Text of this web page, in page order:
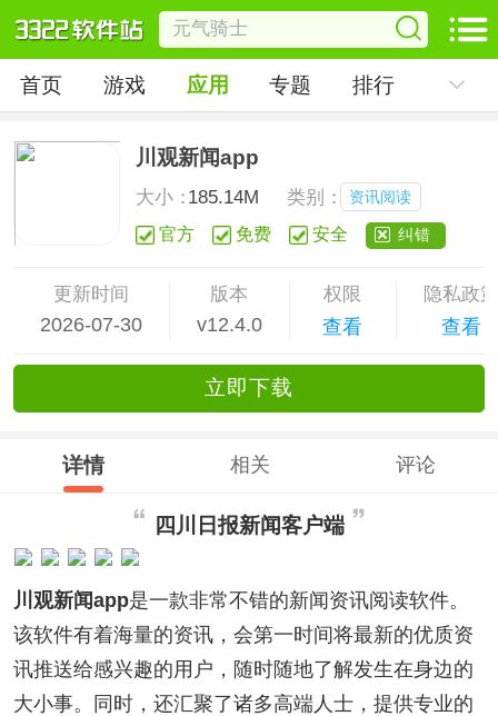
首页 游戏 应用 专题 排行
川观新闻app
大小：185.14M 类别： 资讯阅读
官方 免费 安全 纠错
更新时间
2026-07-30
版本
v12.4.0
权限
查看
隐私政
查看
立即下载
详情 相关 评论
四川日报新闻客户端
川观新闻app是一款非常不错的新闻资讯阅读软件。
该软件有着海量的资讯，会第一时间将最新的优质资
讯推送给感兴趣的用户，随时随地了解发生在身边的
大小事。同时，还汇聚了诸多高端人士，提供专业的